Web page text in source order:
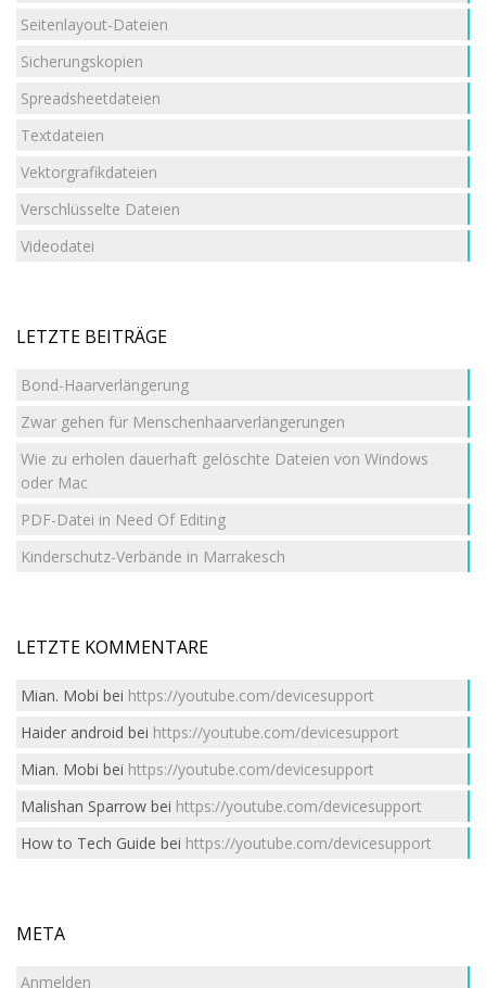
Seitenlayout-Dateien
Sicherungskopien
Spreadsheetdateien
Textdateien
Vektorgrafikdateien
Verschlüsselte Dateien
Videodatei
LETZTE BEITRÄGE
Bond-Haarverlängerung
Zwar gehen für Menschenhaarverlängerungen
Wie zu erholen dauerhaft gelöschte Dateien von Windows
oder Mac
PDF-Datei in Need Of Editing
Kinderschutz-Verbände in Marrakesch
LETZTE KOMMENTARE
Mian. Mobi bei https://youtube.com/devicesupport
Haider android bei https://youtube.com/devicesupport
Mian. Mobi bei https://youtube.com/devicesupport
Malishan Sparrowbei https://youtube.com/devicesupport
How to Tech Guide bei https://youtube.com/devicesupport
META
Anmelden